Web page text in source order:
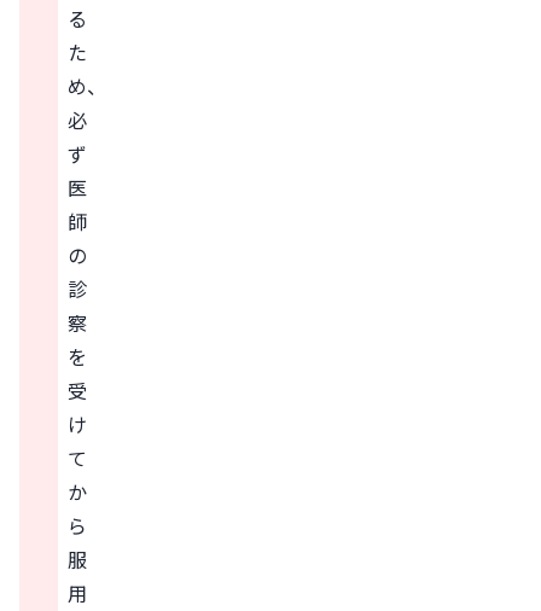
る
た
め、
必
ず
医
師
の
診
察
を
受
け
て
か
ら
服
用